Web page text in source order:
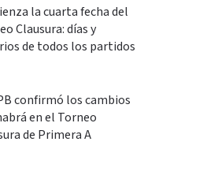
la cuarta fecha del
Clausura: días y
de todos los partidos
confirmó los cambios
en el Torneo
de Primera A